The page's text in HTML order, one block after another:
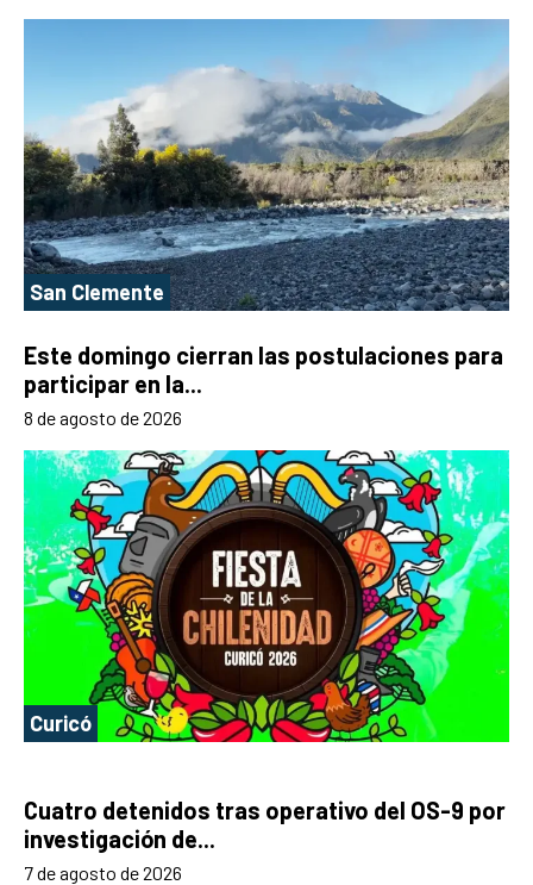
San Clemente
Este domingo cierran las postulaciones para
participar en la...
8 de agosto de 2026
Curicó
Cuatro detenidos tras operativo del OS-9 por
investigación de...
7 de agosto de 2026